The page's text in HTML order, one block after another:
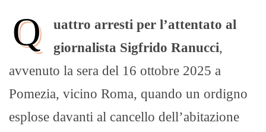
Q
uattro arresti per l’attentato al
giornalista Sigfrido Ranucci,
avvenuto la sera del 16 ottobre 2025 a
Pomezia, vicino Roma, quando un ordigno
esplose davanti al cancello dell’abitazione